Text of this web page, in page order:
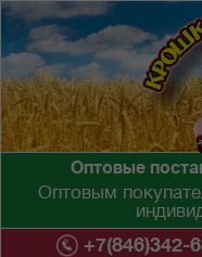
Оптовые
Оптовым
+7(846)342-